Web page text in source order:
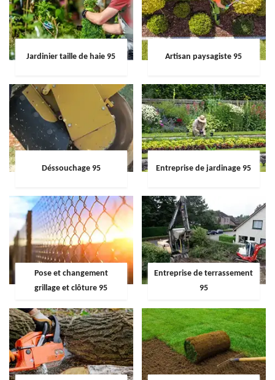
Jardinier taille de haie 95 Artisan paysagiste 95
Déssouchage 95 Entreprise de jardinage 95
Pose et changement
grillage et clôture 95
Entreprise de terrassement
95